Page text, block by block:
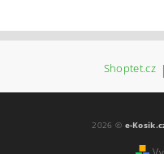
Shoptet.cz |
2026 © e-